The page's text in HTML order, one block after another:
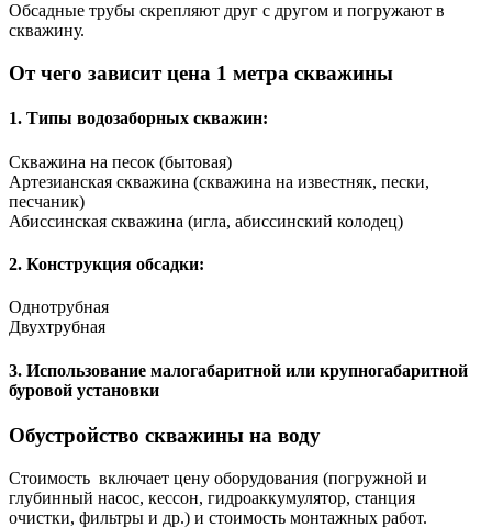
Обсадные трубы скрепляют друг с другом и погружают в
скважину.
От чего зависит цена 1 метра скважины
1. Типы водозаборных скважин:
Скважина на песок (бытовая)
Артезианская скважина (скважина на известняк, пески,
песчаник)
Абиссинская скважина (игла, абиссинский колодец)
2. Конструкция обсадки:
Однотрубная
Двухтрубная
3. Использование малогабаритной или крупногабаритной
буровой установки
Обустройство скважины на воду
Стоимость включает цену оборудования (погружной и
глубинный насос, кессон, гидроаккумулятор, станция
очистки, фильтры и др.) и стоимость монтажных работ.